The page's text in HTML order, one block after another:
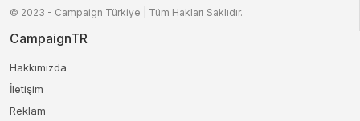
© 2023 - Campaign Türkiye | Tüm Hakları Saklıdır.
CampaignTR
Hakkımızda
İletişim
Reklam